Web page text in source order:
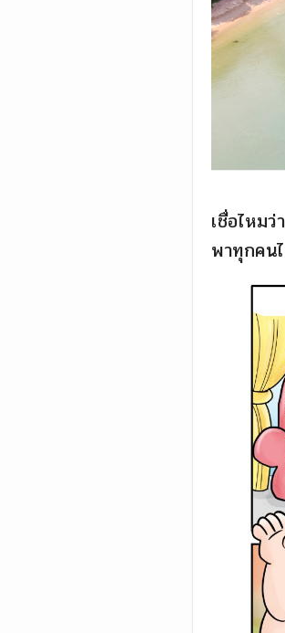
เชื่อไหม
พาทุกคน